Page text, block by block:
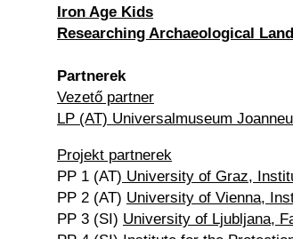
Iron Age Kids
Researching Archaeological
Partnerek
Vezető partner
LP (AT) Universalmuseum
Projekt partnerek
PP 1 (AT) University of Graz,
PP 2 (AT) University of Vienna,
PP 3 (SI) University of Ljubljana,